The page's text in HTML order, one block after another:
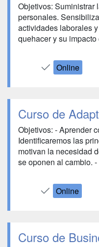
Objetivos: Suministrar
personales.
actividades laborales
quehacer y su
Online
Curso de
Objetivos: - Aprender
Identificaremos las
motivan la necesidad
se oponen al cambio.
Online
Curso de